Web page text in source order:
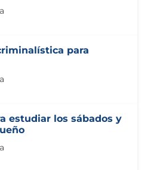
para
estudiar los sábados y